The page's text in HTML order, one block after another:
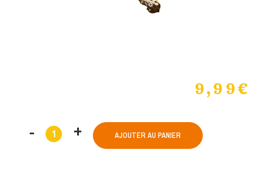
9,99€
AJOUTER AU PANIER